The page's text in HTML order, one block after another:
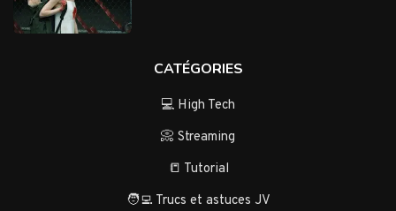
CATÉGORIES
💻 High Tech
📀 Streaming
📒 Tutorial
🧑‍💻 Trucs et astuces JV